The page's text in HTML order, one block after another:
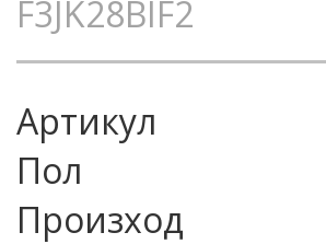
F3JK28BIF2
Артикул
Пол
Произход